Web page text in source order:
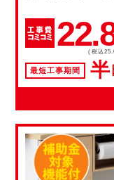
(税込
最短工事期間 半